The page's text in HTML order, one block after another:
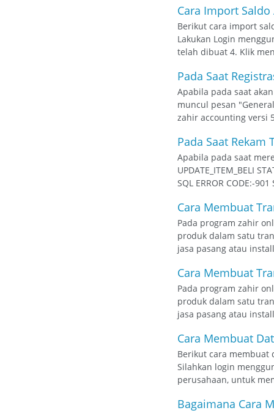
Cara Import
Berikut cara import
Lakukan Login
telah dibuat 4. Klik
Pada Saat
Apabila pada saat
muncul pesan
zahir accounting versi
Pada Saat
Apabila pada saat
UPDATE_ITEM_BELI
SQL ERROR CODE:-
Cara Membuat
Pada program zahir
produk dalam satu
jasa pasang atau
Cara Membuat
Pada program zahir
produk dalam satu
jasa pasang atau
Cara Membuat
Berikut cara membuat
Silahkan login
perusahaan, untuk
Bagaimana Cara